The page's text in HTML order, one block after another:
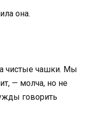
она.
чистые чашки. Мы
— молча, но не
говорить